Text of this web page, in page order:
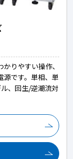
りやすい操作、
源です。単相、単
、回生/逆潮流対